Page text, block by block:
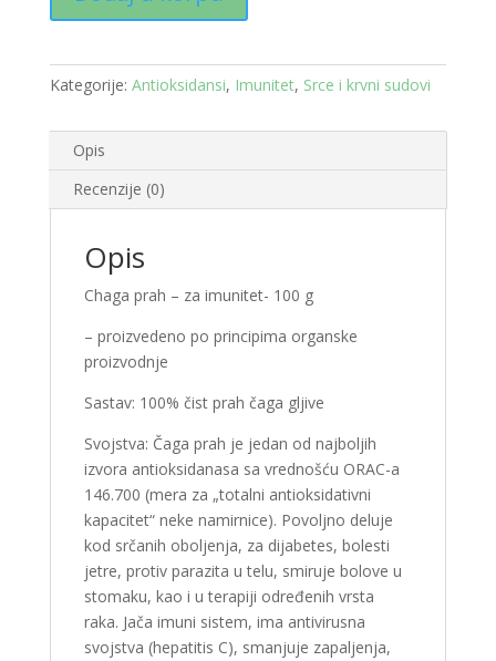
-
imunitet
100
količina
Kategorije: Antioksidansi, Imunitet, Srce i krvni sudovi
Opis
Recenzije (0)
Opis
Chaga prah – za imunitet- 100 g
– proizvedeno po principima organske
proizvodnje
Sastav: 100% čist prah čaga gljive
Svojstva: Čaga prah je jedan od najboljih
izvora antioksidanasa sa vrednošću ORAC-a
146.700 (mera za „totalni antioksidativni
kapacitet“ neke namirnice). Povoljno deluje
kod srčanih oboljenja, za dijabetes, bolesti
jetre, protiv parazita u telu, smiruje bolove u
stomaku, kao i u terapiji određenih vrsta
raka. Jača imuni sistem, ima antivirusna
svojstva (hepatitis C), smanjuje zapaljenja,